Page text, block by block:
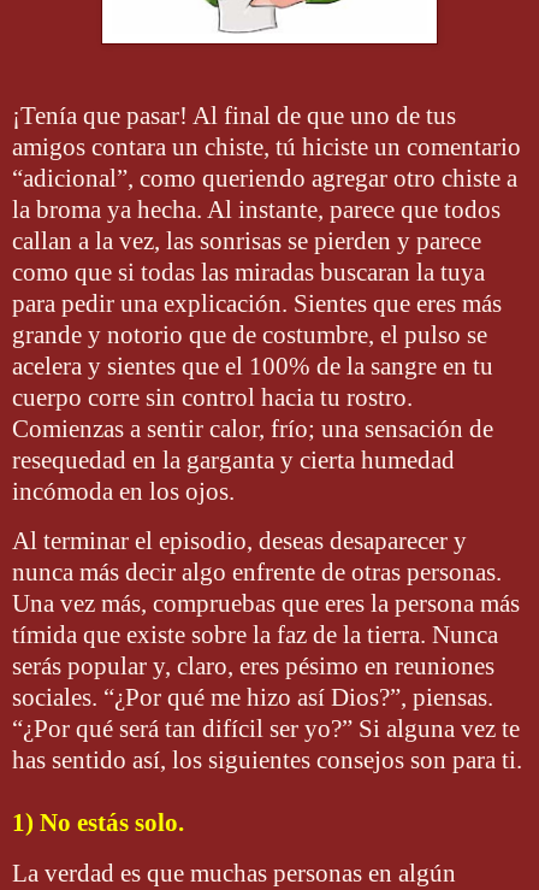
¡Tenía que pasar! Al final de que uno de tus
amigos contara un chiste, tú hiciste un comentario
“adicional”, como queriendo agregar otro chiste a
la broma ya hecha. Al instante, parece que todos
callan a la vez, las sonrisas se pierden y parece
como que si todas las miradas buscaran la tuya
para pedir una explicación. Sientes que eres más
grande y notorio que de costumbre, el pulso se
acelera y sientes que el 100% de la sangre en tu
cuerpo corre sin control hacia tu rostro.
Comienzas a sentir calor, frío; una sensación de
resequedad en la garganta y cierta humedad
incómoda en los ojos.
Al terminar el episodio, deseas desaparecer y
nunca más decir algo enfrente de otras personas.
Una vez más, compruebas que eres la persona más
tímida que existe sobre la faz de la tierra. Nunca
serás popular y, claro, eres pésimo en reuniones
sociales. “¿Por qué me hizo así Dios?”, piensas.
“¿Por qué será tan difícil ser yo?” Si alguna vez te
has sentido así, los siguientes consejos son para ti.
1) No estás solo.
La verdad es que muchas personas en algún